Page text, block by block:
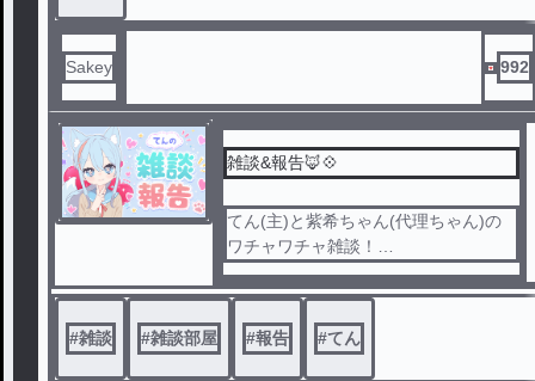
Sakey 992
雑談&報告🦊💠
てん(主)と紫希ちゃん(代理ちゃん)の
ワチャワチャ雑談！
たまにのご報告も！
#雑談 #雑談部屋 #報告 #てん